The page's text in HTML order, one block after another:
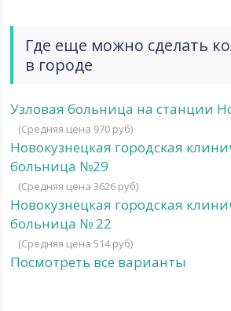
Где еще можно сделать
в городе
Узловая больница на станции
(Средняя цена 970 руб)
Новокузнецкая городская
больница №29
(Средняя цена 3626 руб)
Новокузнецкая городская
больница № 22
(Средняя цена 514 руб)
Посмотреть все варианты